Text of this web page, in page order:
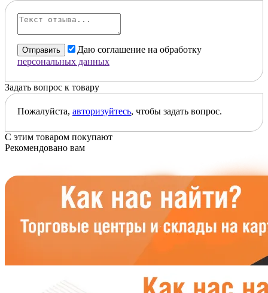
Отправить
Даю соглашение на обработку
персональных данных
Задать вопрос к товару
Пожалуйста, авторизуйтесь, чтобы задать вопрос.
С этим товаром покупают
Рекомендовано вам